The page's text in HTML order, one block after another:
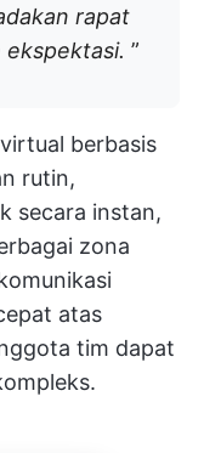
rapat
”
berbasis
rutin,
secara instan,
zona
atas
tim dapat